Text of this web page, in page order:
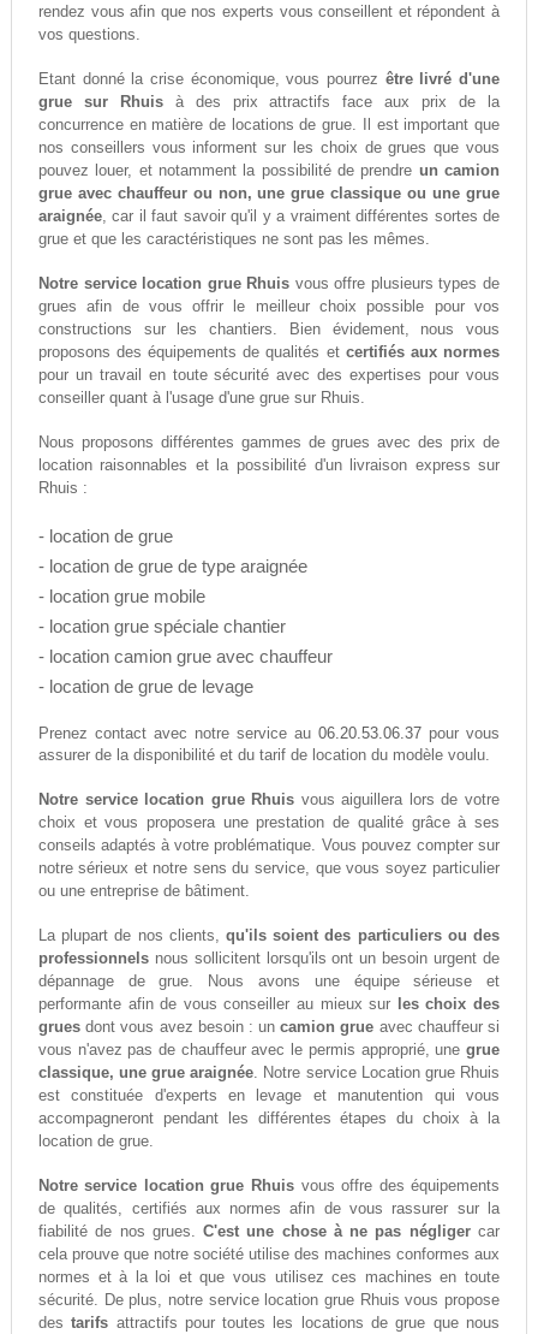
rendez vous afin que nos experts vous conseillent et répondent à
vos questions.
Etant donné la crise économique, vous pourrez être livré d'une
grue sur Rhuisà des prix attractifs face aux prix de la
concurrence en matière de locations de grue. Il est important que
nos conseillers vous informent sur les choix de grues que vous
pouvez louer, et notamment la possibilité de prendre un camion
grue avec chauffeur ou non, une grue classique ou une grue
araignée, car il faut savoir qu'il y a vraiment différentes sortes de
grue et que les caractéristiques ne sont pas les mêmes.
Notre service location grue Rhuis vous offre plusieurs types de
grues afin de vous offrir le meilleur choix possible pour vos
constructions sur les chantiers. Bien évidement, nous vous
proposons des équipements de qualités et certifiés aux normes
pour un travail en toute sécurité avec des expertises pour vous
conseiller quant à l'usage d'une grue sur Rhuis.
Nous proposons différentes gammes de grues avec des prix de
location raisonnables et la possibilité d'un livraison express sur
Rhuis :
- location de grue
- location de grue de type araignée
- location grue mobile
- location grue spéciale chantier
- location camion grue avec chauffeur
- location de grue de levage
Prenez contact avec notre service au06.20.53.06.37 pour vous
assurer de la disponibilité et du tarif de location du modèle voulu.
Notre service location grue Rhuis vous aiguillera lors de votre
choix et vous proposera une prestation de qualité grâce à ses
conseils adaptés à votre problématique. Vous pouvez compter sur
notre sérieux et notre sens du service, que vous soyez particulier
ou une entreprise de bâtiment.
La plupart de nos clients, qu'ils soient des particuliers ou des
professionnelsnous sollicitent lorsqu'ils ont un besoin urgent de
dépannage de grue. Nous avons une équipe sérieuse et
performante afin de vous conseiller au mieux sur
les choix des
gruesdont vous avez besoin : uncamion grue avec chauffeur si
vous n'avez pas de chauffeur avec le permis approprié, unegrue
classique, une grue araignée. Notre service Location grue Rhuis
est constituée d'experts en levage et manutention qui vous
accompagneront pendant les différentes étapes du choix à la
location de grue.
Notre service location grue Rhuis vous offre des équipements
de qualités, certifiés aux normes afin de vous rassurer sur la
fiabilité de nos grues.C'est une chose à ne pas négligercar
cela prouve que notre société utilise des machines conformes aux
normes et à la loi et que vous utilisez ces machines en toute
sécurité. De plus, notre service location grue Rhuis vous propose
destarifs attractifs pour toutes les locations de grue que nous